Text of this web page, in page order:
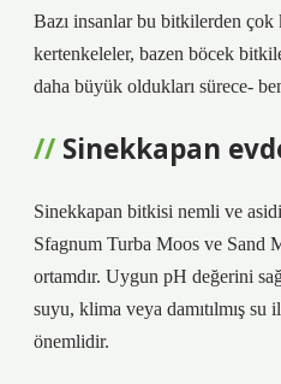
Bazı insanlar bu bitkilerden
kertenkeleler, bazen böcek
daha büyük oldukları sürece-
Sinekkapan
Sinekkapan bitkisi nemli ve
Sfagnum Turba Moos ve Sand
ortamdır. Uygun pH değerini
suyu, klima veya damıtılmış su
önemlidir.